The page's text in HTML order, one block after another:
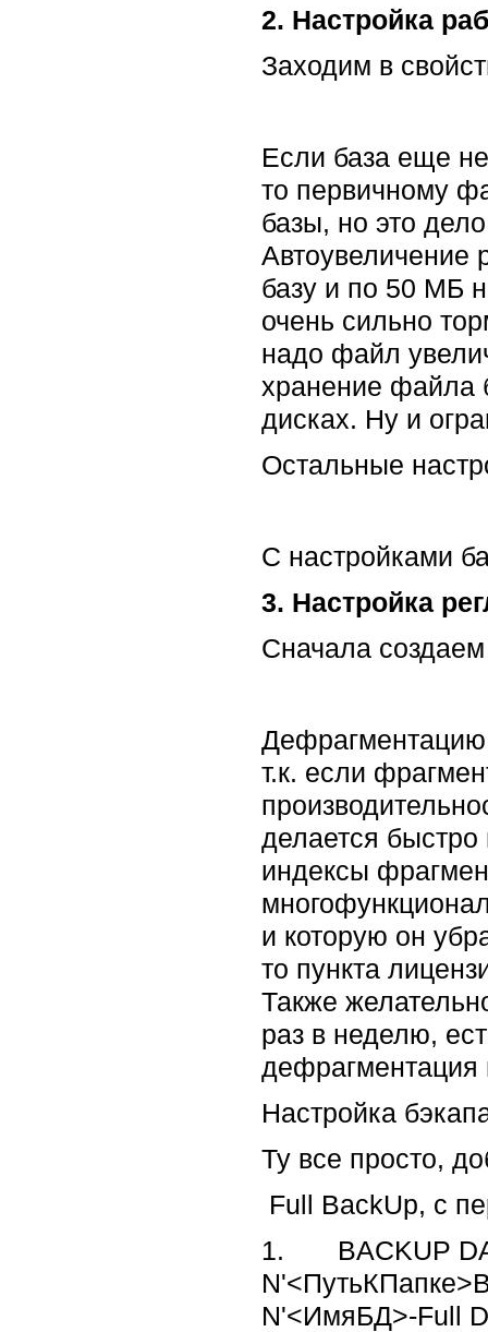
2. Настройка
Заходим в
Если база еще
то первичному
базы, но это
Автоувеличение
базу и по 50 МБ
очень сильно
надо файл
хранение файла
дисках. Ну и
Остальные
С настройками
3. Настройка
Сначала
Дефрагментацию
т.к. если
делается быстро
индексы
и которую он
то пункта
Также
раз в неделю,
дефрагментация
Настройка
Ту все просто,
Full BackUp, с
1. BACKUP
N'<ИмяБД>-Full